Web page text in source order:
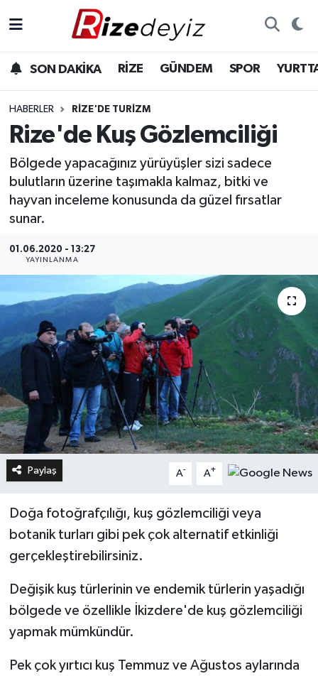
SON DAKİKA RİZE GÜNDEM SPOR
HABERLER RIZE'DE TURIZM
Rize'de Kuş Gözlemciliği
Bölgede yapacağınız yürüyüşler sizi sadece
bulutların üzerine taşımakla kalmaz, bitki ve
hayvan inceleme konusunda da güzel fırsatlar
sunar.
01.06.2020 - 13:27
YAYINLANMA
Paylaş A- A+
Doğa fotoğrafçılığı, kuş gözlemciliği veya
botanik turları gibi pek çok alternatif etkinliği
gerçekleştirebilirsiniz.
Değişik kuş türlerinin ve endemik türlerin yaşadığı
bölgede ve özellikle İkizdere'de kuş gözlemciliği
yapmak mümkündür.
Pek çok yırtıcı kuş Temmuz ve Ağustos aylarında
Gündem
Yurttan Haberler
Ekonomi
Teknoloji
Rize Hava Durumu
Rize Trafik Yoğunluk Haritası
Süper Lig Puan Durumu ve Fikstür
Tüm Manşetler